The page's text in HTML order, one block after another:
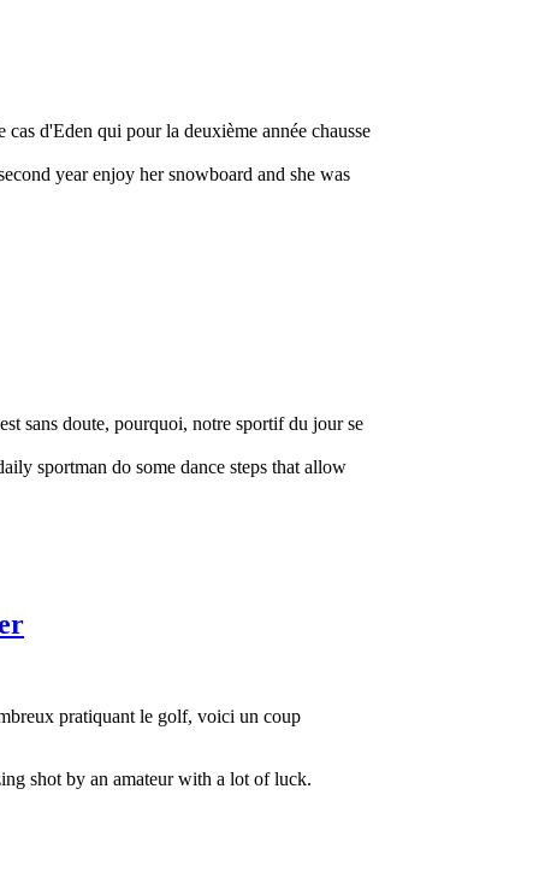
d'Eden qui pour la deuxième année chausse
year enjoy her snowboard and she was
sans doute, pourquoi, notre sportif du jour se
sportman do some dance steps that allow
pratiquant le golf, voici un coup
shot by an amateur with a lot of luck.